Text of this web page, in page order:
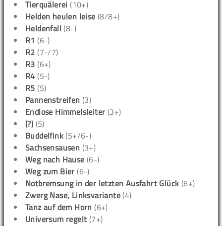
Tierquälerei (10+)
Helden heulen leise (8/8+)
Heldenfall (8-)
R1 (6-)
R2 (7-/7)
R3 (6+)
R4 (5-)
R5 (5)
Pannenstreifen (3)
Endlose Himmelsleiter (3+)
(?) (5)
Buddelfink (5+/6-)
Sachsensausen (3+)
Weg nach Hause (6-)
Weg zum Bier (6-)
Notbremsung in der letzten Ausfahrt Glück (6+)
Zwerg Nase, Linksvariante (4)
Tanz auf dem Horn (6+)
Universum regelt (7+)